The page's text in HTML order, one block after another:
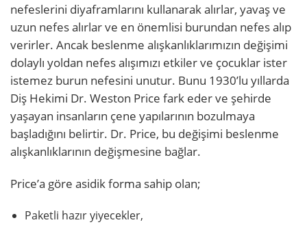
nefeslerini diyaframlarını kullanarak alırlar, yavaş ve
uzun nefes alırlar ve en önemlisi burundan nefes alıp
verirler. Ancak beslenme alışkanlıklarımızın değişimi
dolaylı yoldan nefes alışımızı etkiler ve çocuklar ister
istemez burun nefesini unutur. Bunu 1930’lu yıllarda
Diş Hekimi Dr. Weston Price fark eder ve şehirde
yaşayan insanların çene yapılarının bozulmaya
başladığını belirtir. Dr. Price, bu değişimi beslenme
alışkanlıklarının değişmesine bağlar.
Price’a göre asidik forma sahip olan;
Paketli hazır yiyecekler,